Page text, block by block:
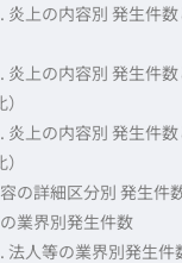
炎上の内容別 発生件
炎上の内容別 発生件
炎上の内容別 発生件
の詳細区分別 発生件
業界別発生件数
法人等の業界別発生件